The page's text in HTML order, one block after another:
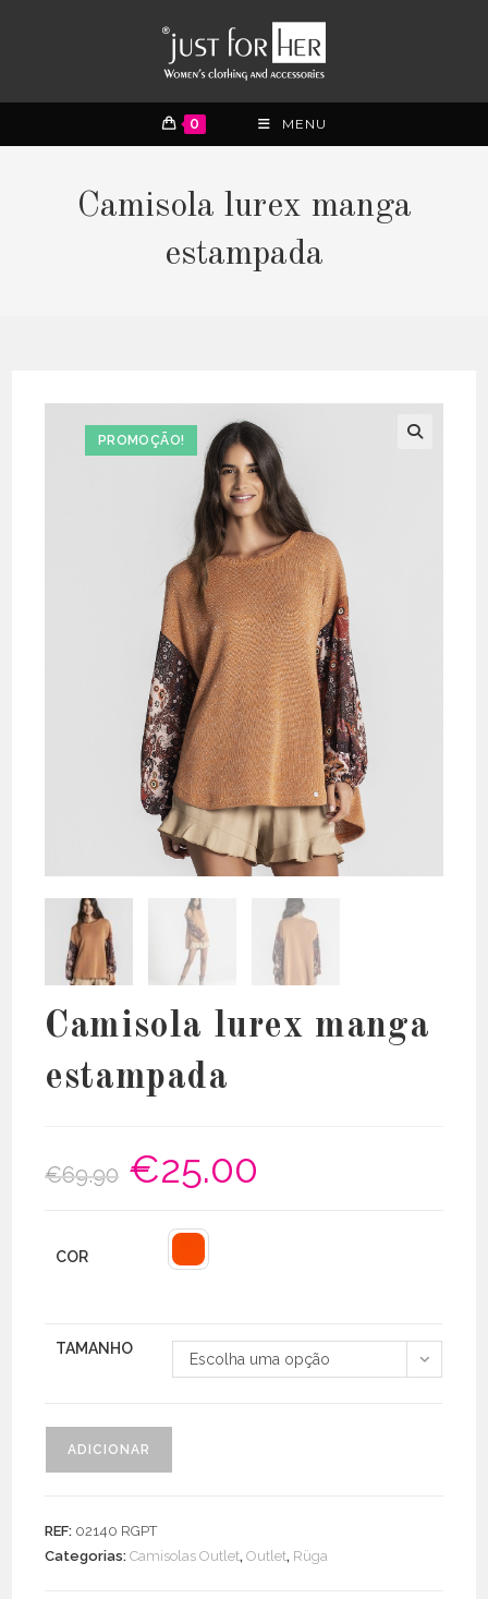
0 MENU
Camisola lurex manga
estampada
PROMOÇÃO!
Camisola lurex manga
estampada
€69.90
O
preço
original
€25.00
COR
TAMANHO
Escolha uma opção
manga
ADICIONAR
REF: 02140 RGPT
Categorias:Camisolas Outlet,Outlet, Rüga